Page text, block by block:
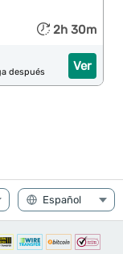
2h 30m
Ver
después